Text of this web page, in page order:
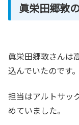
眞栄田郷敦
眞栄田郷敦さんは
込んでいたのです。
担当はアルトサッ
めていました。